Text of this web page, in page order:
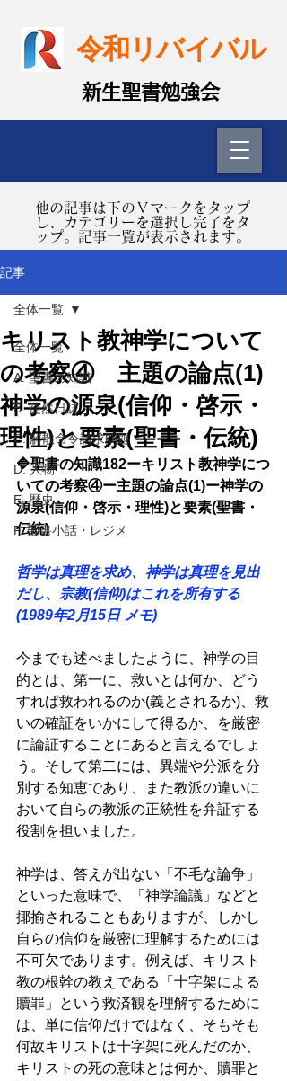
令和リバイバル
​新生聖書勉強会
​他の記事は下のＶマークをタップ
し、カテゴリーを選択し完了をタ
ップ。記事一覧が表示されます。
記事
全体一覧
A. 聖書の知識
B. 徒然日誌
C. 解散命令請求問題
D. 人物
E. 歴史
F. 聖書小話・レジメ
全体一覧
キリスト教神学について
の考察④ 主題の論点(1)
神学の源泉(信仰・啓示・
理性)と要素(聖書・伝統)
🔷聖書の知識182ーキリスト教神学につ
いての考察④ー主題の論点(1)ー神学の
源泉(信仰・啓示・理性)と要素(聖書・
伝統)
哲学は真理を求め、神学は真理を見出
だし、宗教(信仰)はこれを所有する
(1989年2月15日 メモ)
今までも述べましたように、神学の目
的とは、第一に、救いとは何か、どう
すれば救われるのか(義とされるか)、救
いの確証をいかにして得るか、を厳密
に論証することにあると言えるでしょ
う。そして第二には、異端や分派を分
別する知恵であり、また教派の違いに
おいて自らの教派の正統性を弁証する
役割を担いました。
神学は、答えが出ない「不毛な論争」
といった意味で、「神学論議」などと
揶揄されることもありますが、しかし
自らの信仰を厳密に理解するためには
不可欠であります。例えば、キリスト
教の根幹の教えである「十字架による
贖罪」という救済観を理解するために
は、単に信仰だけではなく、そもそも
何故キリストは十字架に死んだのか、
キリストの死の意味とは何か、贖罪と